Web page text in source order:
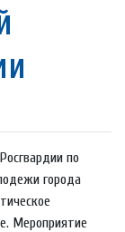
по
города
Мероприятие